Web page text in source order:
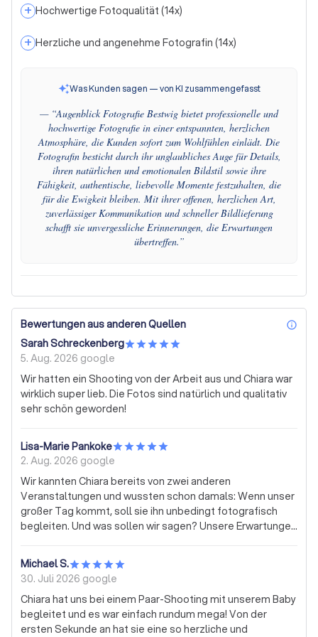
+ Hochwertige Fotoqualität (14x)
+ Herzliche und angenehme Fotografin (14x)
Was Kunden sagen — von KI zusammengefasst
— “Augenblick Fotografie Bestwig bietet professionelle und
hochwertige Fotografie in einer entspannten, herzlichen
Atmosphäre, die Kunden sofort zum Wohlfühlen einlädt. Die
Fotografin besticht durch ihr unglaubliches Auge für Details,
ihren natürlichen und emotionalen Bildstil sowie ihre
Fähigkeit, authentische, liebevolle Momente festzuhalten, die
für die Ewigkeit bleiben. Mit ihrer offenen, herzlichen Art,
zuverlässiger Kommunikation und schneller Bildlieferung
schafft sie unvergessliche Erinnerungen, die Erwartungen
übertreffen.”
Bewertungen aus anderen Quellen
Sarah Schreckenberg
5. Aug. 2026 google
Wir hatten ein Shooting von der Arbeit aus und Chiara war
wirklich super lieb. Die Fotos sind natürlich und qualitativ
sehr schön geworden!
Lisa-Marie Pankoke
2. Aug. 2026 google
Wir kannten Chiara bereits von zwei anderen
Veranstaltungen und wussten schon damals: Wenn unser
großer Tag kommt, soll sie ihn unbedingt fotografisch
begleiten. Und was sollen wir sagen? Unsere Erwartungen
der absolute Wahnsinn. Chiara hat ein unglaubliches
Gespür für besondere Momente, Emotionen und Details.
Durch Ihre herzliche und authentische Art haben wir uns
von Anfang an unglaublich wohl mit ihr gefühlt. Sie war
immer präsent, ohne sich jemals aufzudrängen, und hat so
viele wundervolle Augenblicke eingefangen, ohne dass
Michael S.
30. Juli 2026 google
​Chiara hat uns bei einem Paar-Shooting mit unserem Baby
begleitet und es war einfach rundum mega! Von der
ersten Sekunde an hat sie eine so herzliche und